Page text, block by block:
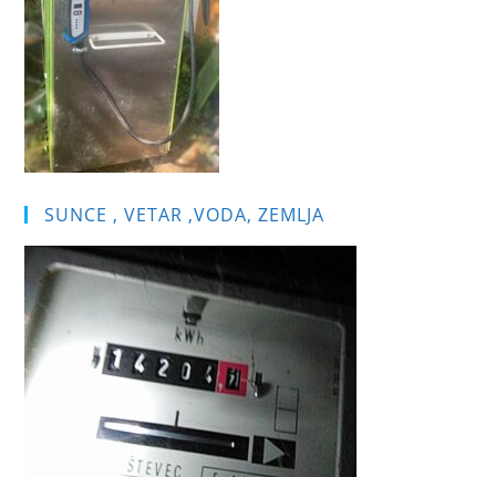
SUNCE , VETAR ,VODA, ZEMLJA